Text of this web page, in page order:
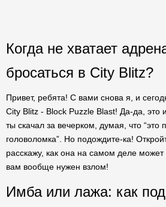
Когда не хватает
бросаться в City Blitz?
Привет, ребята! С вами снова я, и
City Blitz - Block Puzzle Blast! Да-да, это
ты скачал за вечерком, думая, что “это
головоломка”. Но подождите-ка!
расскажу, как она на самом деле может
вам вообще нужен взлом!
Имба или лажа: как